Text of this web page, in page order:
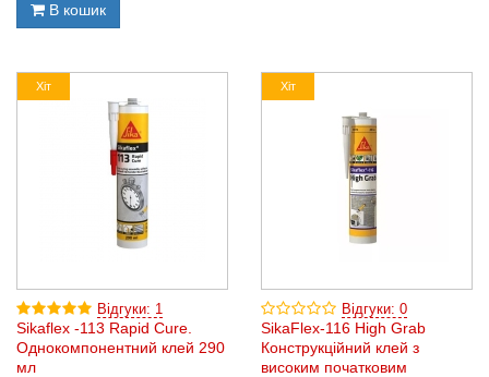
В кошик
Хіт
Відгуки: 1
Sikaflex -113 Rapid Cure.
Однокомпонентний клей 290
мл
Хіт
Відгуки: 0
SikaFlex-116 High Grab
Конструкційний клей з
високим початковим